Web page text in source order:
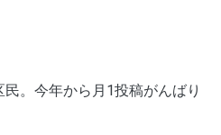
。今年から月1投稿がんばり